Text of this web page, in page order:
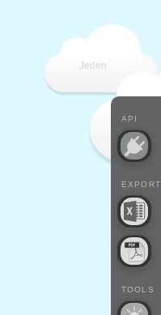
Jeden
API
EXPORT
TOOLS